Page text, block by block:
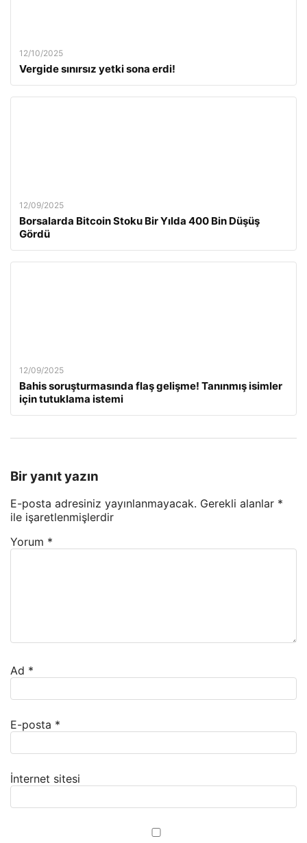
12/10/2025
Vergide sınırsız yetki sona erdi!
12/09/2025
Borsalarda Bitcoin Stoku Bir Yılda 400 Bin Düşüş
Gördü
12/09/2025
Bahis soruşturmasında flaş gelişme! Tanınmış isimler
için tutuklama istemi
Bir yanıt yazın
E-posta adresiniz yayınlanmayacak. Gerekli alanlar *
ile işaretlenmişlerdir
Yorum *
Ad *
E-posta *
İnternet sitesi